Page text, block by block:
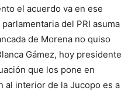
el acuerdo va en ese
del PRI asuma
de Morena no quiso
Gámez, hoy presidente
que los pone en
al interior de la Jucopo es a